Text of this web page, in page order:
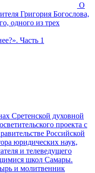
О
Григория Богослова,
одного из трех
Часть 1
Сретенской духовной
проекта с
Российской
юридических наук,
и телеведущего
школ Самары.
и молитвенник